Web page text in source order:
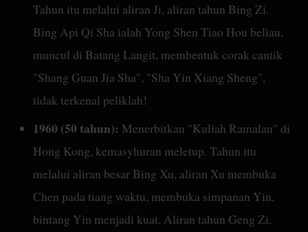
Tahun itu melalui aliran Ji, aliran tahun Bing Zi.
Bing Api Qi Sha ialah Yong Shen Tiao Hou beliau,
muncul di Batang Langit, membentuk corak cantik
"Shang Guan Jia Sha", "Sha Yin Xiang Sheng",
tidak terkenal peliklah!
1960 (50 tahun): Menerbitkan "Kuliah Ramalan" di
Hong Kong, kemasyhuran meletup. Tahun itu
melalui aliran besar Bing Xu, aliran Xu membuka
Chen pada tiang waktu, membuka simpanan Yin,
bintang Yin menjadi kuat. Aliran tahun Geng Zi,